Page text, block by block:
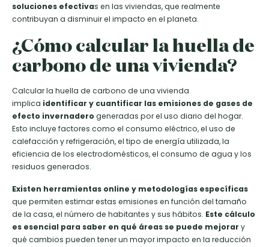
soluciones efectivas en las viviendas, que realmente
contribuyan a disminuir el impacto en el planeta.
¿Cómo calcular la huella de
carbono de una vivienda?
Calcular la huella de carbono de una vivienda
implica identificar y cuantificar las emisiones de gases de
efecto invernadero generadas por el uso diario del hogar.
Esto incluye factores como el consumo eléctrico, el uso de
calefacción y refrigeración, el tipo de energía utilizada, la
eficiencia de los electrodomésticos, el consumo de agua y los
residuos generados.
Existen herramientas online y metodologías específicas
que permiten estimar estas emisiones en función del tamaño
de la casa, el número de habitantes y sus hábitos. Este cálculo
es esencial para saber en qué áreas se puede mejorar y
qué cambios pueden tener un mayor impacto en la reducción